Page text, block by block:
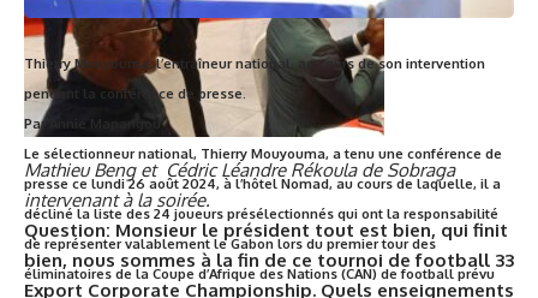
Mathieu Beng et Cédric Léandre Rékoula de Sobraga
intervenant à la soirée.
Question: Monsieur le président tout est bien, qui finit
bien, nous sommes à la fin de ce tournoi de football 33
Export Corporate Championship. Quels enseignements
Thierry Mouyouma, l’entraîneur national, au cours de son intervention
pendant la conférence de presse.
Par Annie
Mapangou
Le sélectionneur national, Thierry Mouyouma, a tenu une conférence de
presse ce lundi 26 août 2024, à l’hôtel Nomad, au cours de laquelle, il a
décliné la liste des 24 joueurs présélectionnés qui ont la responsabilité
de représenter valablement le Gabon lors du premier tour des
éliminatoires de la Coupe d’Afrique des Nations (CAN) de football prévu